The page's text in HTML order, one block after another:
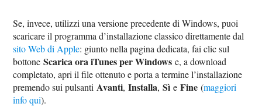
Se, invece, utilizzi una versione precedente di Windows, puoi
scaricare il programma d’installazione classico direttamente dal
sito Web di Apple: giunto nella pagina dedicata, fai clic sul
bottoneScarica ora iTunes per Windowse, a download
completato, apri il file ottenuto e porta a termine l’installazione
premendo sui pulsantiAvanti,Installa,SìeFine(maggiori
info qui).